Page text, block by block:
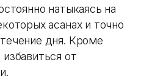
натыкаясь на
асанах и точно
дня. Кроме
от